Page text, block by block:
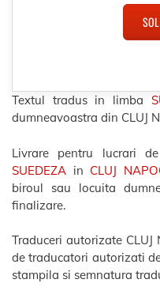
Textul tradus in limba
dumneavoastra din CLUJ
Livrare pentru lucrari
SUEDEZA in CLUJ
biroul sau locuita
finalizare.
Traduceri autorizate
de traducatori autorizati
stampila si semnatura